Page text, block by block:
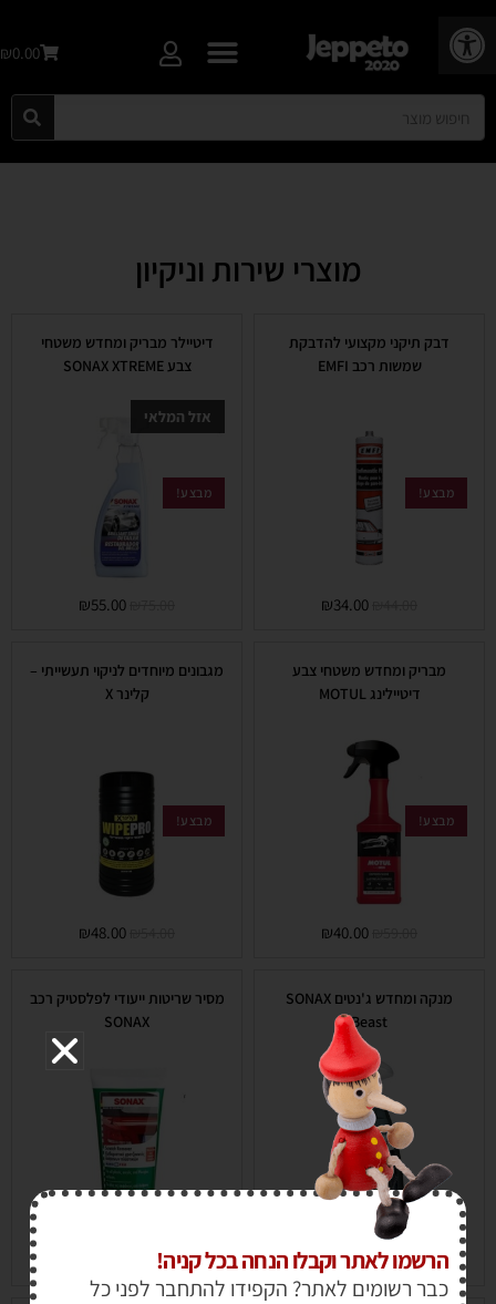
פתח סרגל נגישות
₪0.00
מוצרי שירות וניקיון
דבק תיקני מקצועי להדבקת
שמשות רכב EMFI
מבצע!
₪34.00
דיטיילר מבריק ומחדש משטחי
צבע SONAX XTREME
אזל המלאי
מבצע!
₪55.00
מבריק ומחדש משטחי צבע
דיטיילינג MOTUL
מבצע!
₪40.00
מגבונים מיוחדים לניקוי תעשייתי –
קלינר X
מבצע!
₪48.00
מנקה ומחדש ג'נטים SONAX
Beast
מסיר שריטות ייעודי לפלסטיק רכב
SONAX
הרשמו לאתר וקבלו הנחה בכל קניה!
כבר רשומים לאתר? הקפידו להתחבר לפני כל